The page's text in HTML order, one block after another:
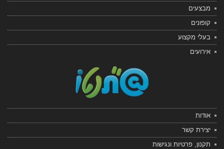
מבצעים
קופונים
בעלי מקצוע
אירועים
אודות
יצירת קשר
תקנון, פרטיות ונגישות